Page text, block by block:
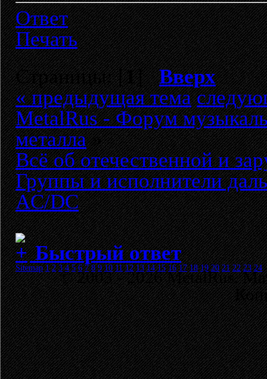
Ответ
Печать
Страницы: [1]Вверх
« предыдущая тема
MetalRus - Форум
металла»
Всё об отечественной и
Группы и исполнители
AC/DC
Быстрый ответ
Sitemap 1 2 3 4 5 6 7 8 9 10 11 12 13 14 15 16 17 18 19 20 21 22 23 24
© 2003 - 2026 MetalRus.